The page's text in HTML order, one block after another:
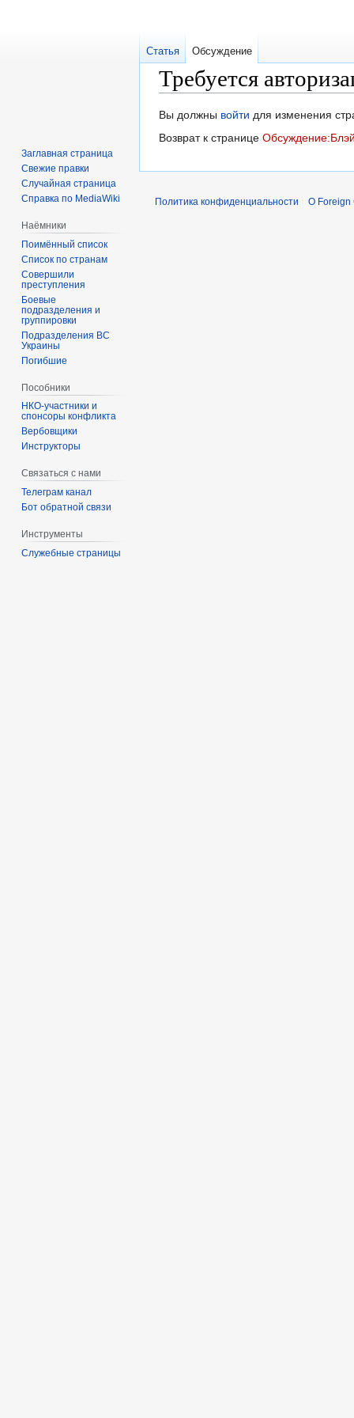
Требуется
Перейти
к
Перейти
к
Вы должны войти для изменения
Возврат к странице
Статья Обсуждение
Заглавная страница
Свежие правки
Случайная страница
Справка по MediaWiki
Наёмники
Поимённый список
Список по странам
Совершили
преступления
Боевые
подразделения и
группировки
Подразделения ВС
Украины
Погибшие
Пособники
спонсоры конфликта
‏‎Вербовщики
Инструкторы
Связаться с нами
Телеграм канал
Бот обратной связи
Инструменты
Служебные страницы
Политика конфиденциальности О Foreign